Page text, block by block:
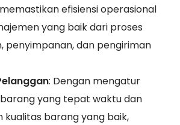
efisiensi operasional
yang baik dari proses
penyimpanan, dan pengiriman
: Dengan mengatur
yang tepat waktu dan
kualitas barang yang baik,